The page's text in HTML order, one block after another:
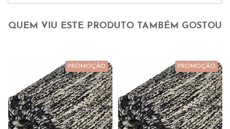
QUEM VIU ESTE PRODUTO TAMBÉM GOSTOU
PROMOÇÃO PROMOÇÃO